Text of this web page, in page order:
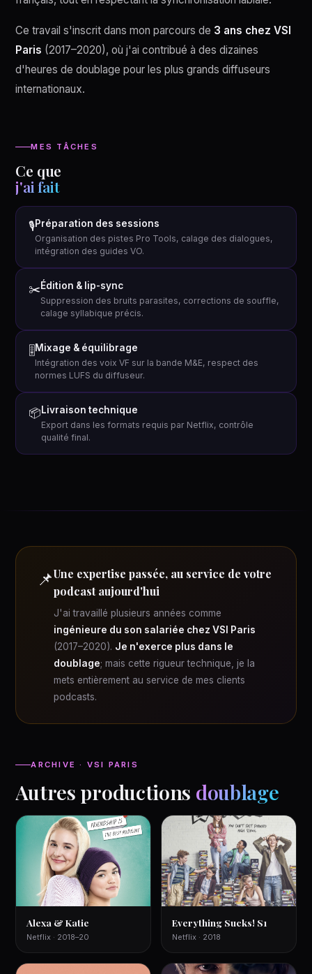
Ce travail s'inscrit dans mon parcours de 3 ans chez VSI
Paris (2017–2020), où j'ai contribué à des dizaines
d'heures de doublage pour les plus grands diffuseurs
internationaux.
MES TÂCHES
Ce que
j'ai fait
🎙Préparation des sessions
Organisation des pistes Pro Tools, calage des dialogues,
intégration des guides VO.
✂️Édition & lip-sync
Suppression des bruits parasites, corrections de souffle,
calage syllabique précis.
🎚 Mixage & équilibrage
Intégration des voix VF sur la bande M&E, respect des
normes LUFS du diffuseur.
📦Livraison technique
Export dans les formats requis par Netflix, contrôle
qualité final.
📌Une expertise passée, au service de votre
podcast aujourd'hui
J'ai travaillé plusieurs années comme
ingénieure du son salariée chez VSI Paris
(2017–2020). Je n'exerce plus dans le
doublage; mais cette rigueur technique, je la
mets entièrement au service de mes clients
podcasts.
ARCHIVE · VSI PARIS
Autres productions doublage
Alexa & Katie
Netflix · 2018–20
Everything Sucks! S1
Netflix · 2018